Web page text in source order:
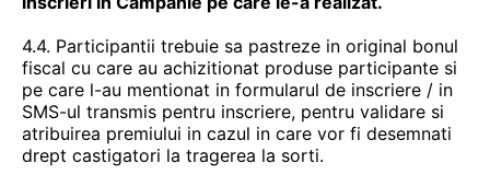
4.4. Participantii trebuie sa pastreze in original bonul
fiscal cu care au achizitionat produse participante si
pe care l-au mentionat in formularul de inscriere / in
SMS-ul transmis pentru inscriere, pentru validare si
atribuirea premiului in cazul in care vor fi desemnati
drept castigatori la tragerea la sorti.